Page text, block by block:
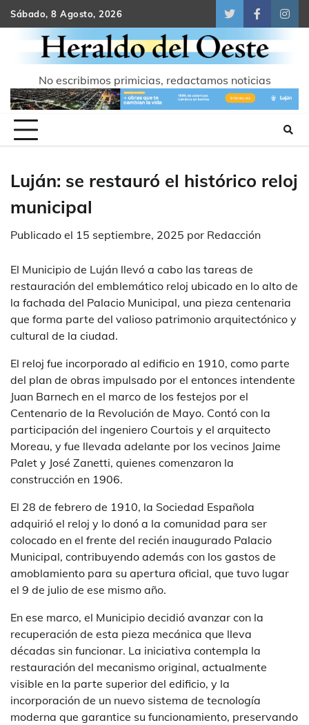
Skip
to
content
Sábado, 8 Agosto, 2026
TwitterFacebook
No escribimos primicias, redactamos noticias
Luján: se restauró el histórico reloj
municipal
Publicado el 15 septiembre, 2025 por Redacción
El Municipio de Luján llevó a cabo las tareas de
restauración del emblemático reloj ubicado en lo alto de
la fachada del Palacio Municipal, una pieza centenaria
que forma parte del valioso patrimonio arquitectónico y
cultural de la ciudad.
El reloj fue incorporado al edificio en 1910, como parte
del plan de obras impulsado por el entonces intendente
Juan Barnech en el marco de los festejos por el
Centenario de la Revolución de Mayo. Contó con la
participación del ingeniero Courtois y el arquitecto
Moreau, y fue llevada adelante por los vecinos Jaime
Palet y José Zanetti, quienes comenzaron la
construcción en 1906.
El 28 de febrero de 1910, la Sociedad Española
adquirió el reloj y lo donó a la comunidad para ser
colocado en el frente del recién inaugurado Palacio
Municipal, contribuyendo además con los gastos de
amoblamiento para su apertura oficial, que tuvo lugar
el 9 de julio de ese mismo año.
En ese marco, el Municipio decidió avanzar con la
recuperación de esta pieza mecánica que lleva
décadas sin funcionar. La iniciativa contempla la
restauración del mecanismo original, actualmente
visible en la parte superior del edificio, y la
incorporación de un nuevo sistema de tecnología
moderna que garantice su funcionamiento, preservando